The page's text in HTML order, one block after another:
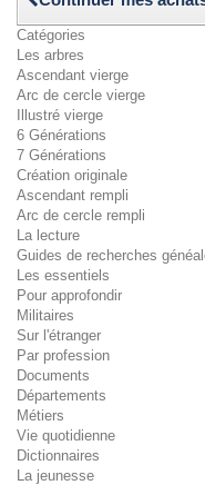
Catégories
Les arbres
Ascendant vierge
Arc de cercle vierge
Illustré vierge
6 Générations
7 Générations
Création originale
Ascendant rempli
Arc de cercle rempli
La lecture
Guides de recherches
Les essentiels
Pour approfondir
Militaires
Sur l'étranger
Par profession
Documents
Départements
Métiers
Vie quotidienne
Dictionnaires
La jeunesse